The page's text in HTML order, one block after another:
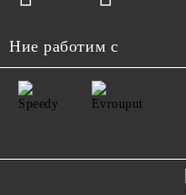
Ние работим с